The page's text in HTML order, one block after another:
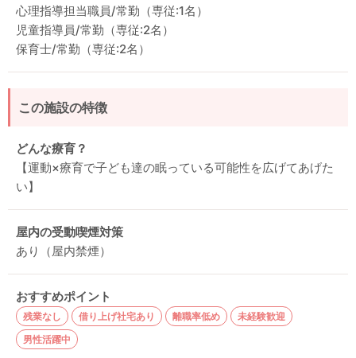
心理指導担当職員/常勤（専従:1名）
児童指導員/常勤（専従:2名）
保育士/常勤（専従:2名）
この施設の特徴
どんな療育？
【運動×療育で子ども達の眠っている可能性を広げてあげた
い】
屋内の受動喫煙対策
あり（屋内禁煙）
おすすめポイント
残業なし 借り上げ社宅あり 離職率低め
未経験歓迎
男性活躍中